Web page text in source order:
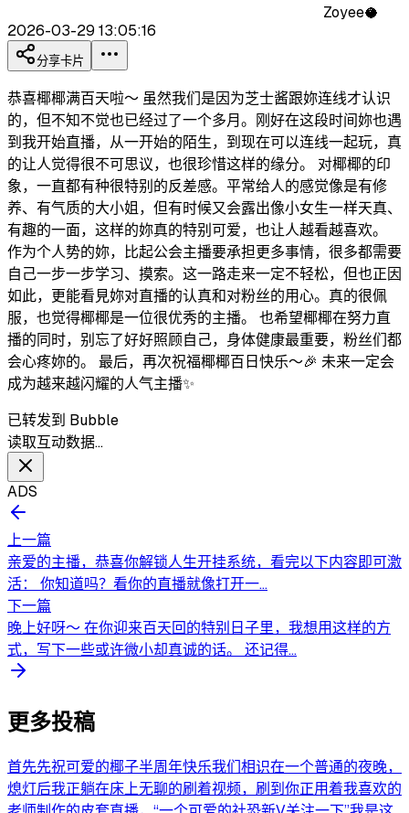
Zoyee🥥
2026-03-29 13:05:16
分享卡片
恭喜椰椰满百天啦～ 虽然我们是因为芝士酱跟妳连线才认识
的，但不知不觉也已经过了一个多月。刚好在这段时间妳也遇
到我开始直播，从一开始的陌生，到现在可以连线一起玩，真
的让人觉得很不可思议，也很珍惜这样的缘分。 对椰椰的印
象，一直都有种很特别的反差感。平常给人的感觉像是有修
养、有气质的大小姐，但有时候又会露出像小女生一样天真、
有趣的一面，这样的妳真的特别可爱，也让人越看越喜欢。
作为个人势的妳，比起公会主播要承担更多事情，很多都需要
自己一步一步学习、摸索。这一路走来一定不轻松，但也正因
如此，更能看見妳对直播的认真和对粉丝的用心。真的很佩
服，也觉得椰椰是一位很优秀的主播。 也希望椰椰在努力直
播的同时，别忘了好好照顾自己，身体健康最重要，粉丝们都
会心疼妳的。 最后，再次祝福椰椰百日快乐～🎉 未来一定会
成为越来越闪耀的人气主播✨
已转发到 Bubble
读取互动数据…
ADS
上一篇
亲爱的主播，恭喜你解锁人生开挂系统，看完以下内容即可激
活： 你知道吗？看你的直播就像打开一...
下一篇
晚上好呀～ 在你迎来百天回的特别日子里，我想用这样的方
式，写下一些或许微小却真诚的话。 还记得...
更多投稿
首先先祝可爱的椰子半周年快乐我们相识在一个普通的夜晚，
熄灯后我正躺在床上无聊的刷着视频，刷到你正用着我喜欢的